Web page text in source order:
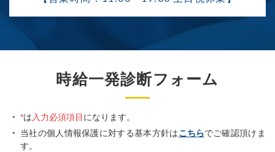
時給一発診断フォーム
*は 入力必須項目 になります。
当社の個人情報保護に対する基本方針はこちらでご確認頂けま
す。